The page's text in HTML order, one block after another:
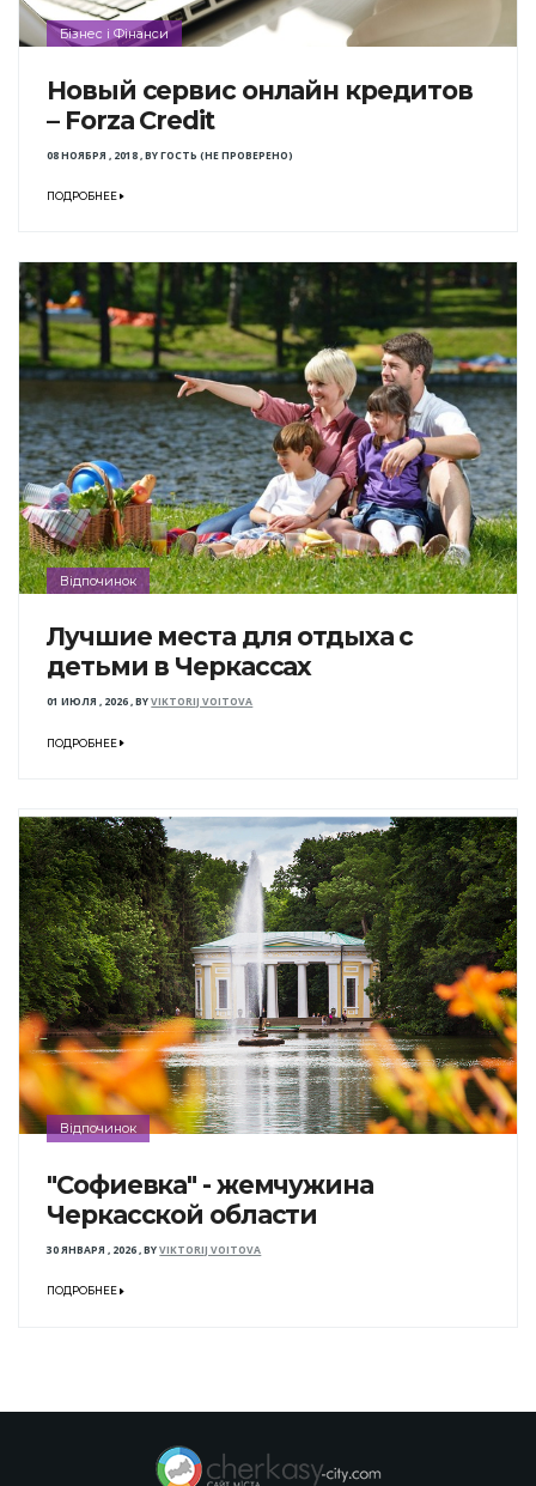
Бізнес і Фінанси
Новый сервис онлайн кредитов
– Forza Credit
08 НОЯБРЯ , 2018,BYГОСТЬ (НЕ ПРОВЕРЕНО)
ПОДРОБНЕЕ
Відпочинок
Лучшие места для отдыха с
детьми в Черкассах
01 ИЮЛЯ , 2026,BYVIKTORIJ VOITOVA
ПОДРОБНЕЕ
Відпочинок
"Софиевка" - жемчужина
Черкасской области
30 ЯНВАРЯ , 2026,BYVIKTORIJ VOITOVA
ПОДРОБНЕЕ